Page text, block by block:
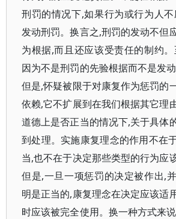
刑罚的情况下,如果行为或行为人
发动刑罚。换言之,刑罚的发动不但
为根据,而且还应该受责任的制约
因为不是刑罚的先验根据而不是发
但是,怀疑被限于对康复作为惩罚的
依赖,它不扩展到在我们根据其它理
道德上是否正当的情况下,关于具体
到处理。实施康复理念的作用不在
当,也不在于决定那些类型的行为应
但是,一旦一项惩罚的决定被作出,
明是正当的,康复理念在决定应该适
时应该被完全使用。换一种方式来